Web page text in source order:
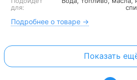
для:
Подробнее о товаре →
Показать